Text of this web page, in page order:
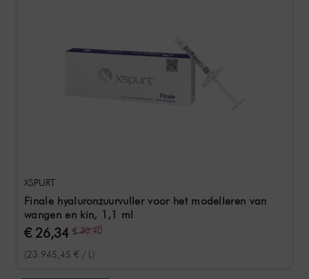
XSPURT
Finale hyaluronzuurvuller voor het modelleren van
wangen en kin, 1,1 ml
€ 26,34 € 30,40
(23.945,45 € / L)